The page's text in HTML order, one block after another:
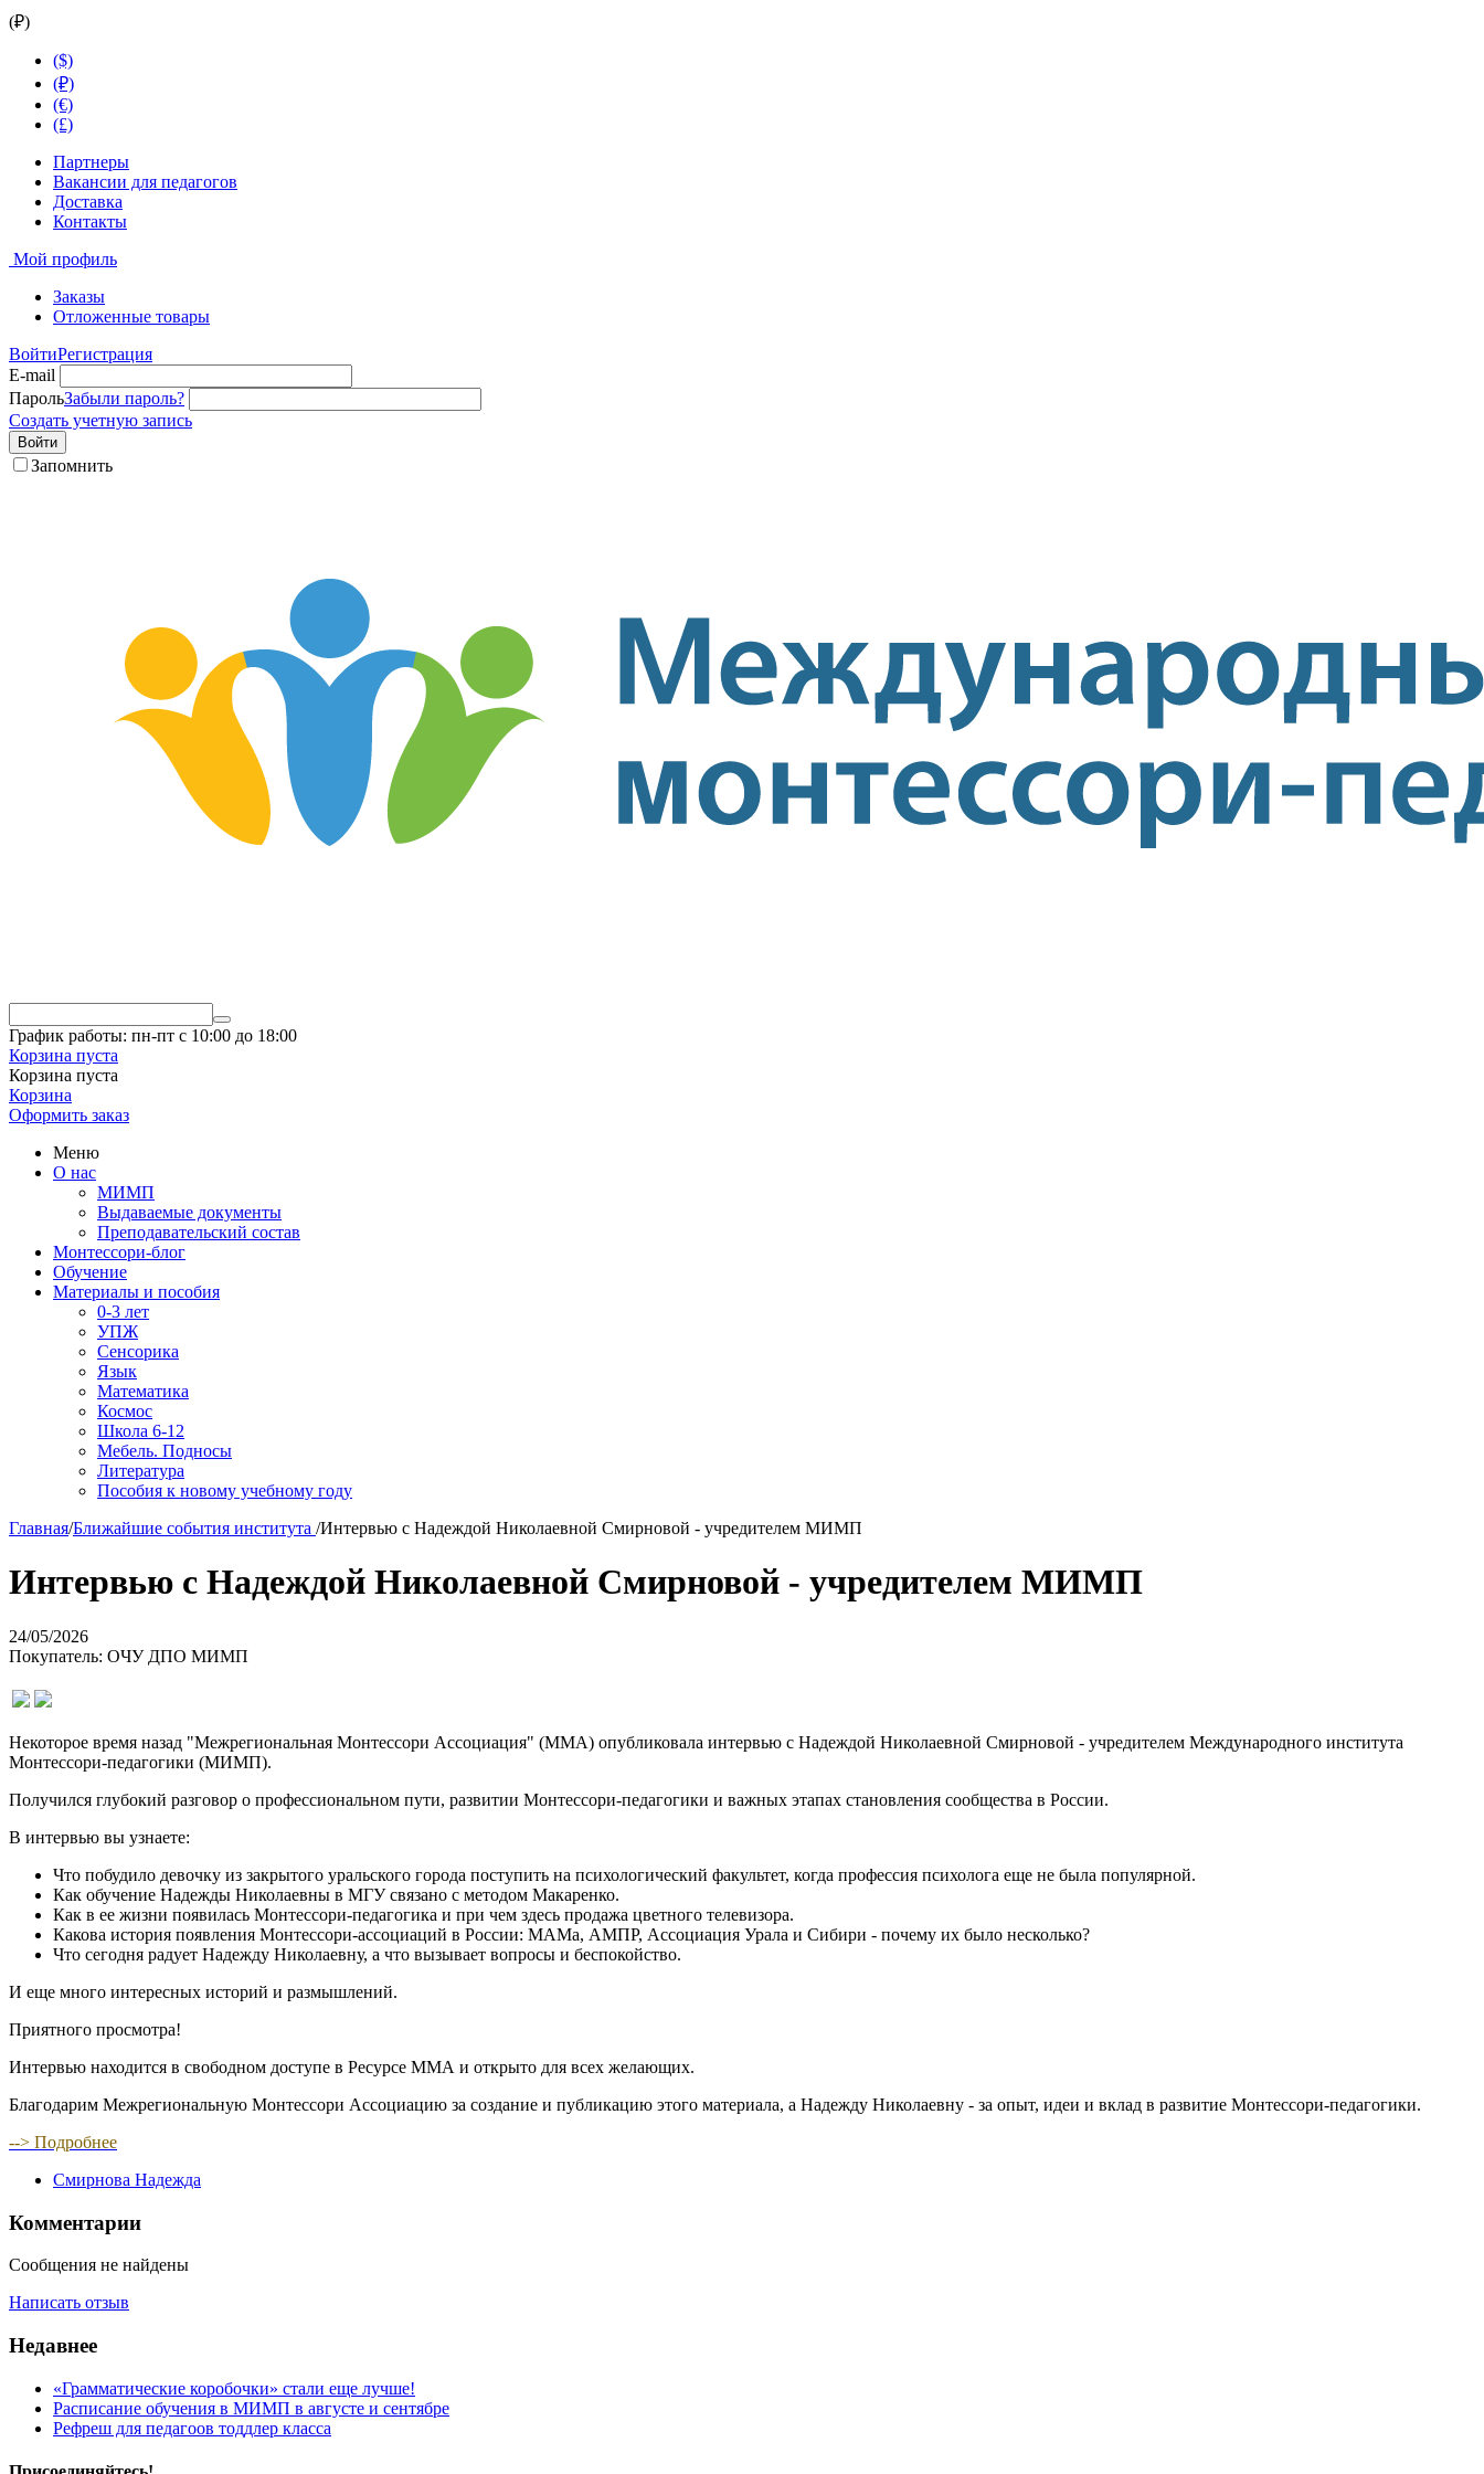
(₽)
($)
(₽)
(€)
(£)
Партнеры
Вакансии для педагогов
Доставка
Контакты
Мой профиль
Заказы
Отложенные товары
ВойтиРегистрация
E-mail
ПарольЗабыли пароль?
Создать учетную запись
Войти
Запомнить
График работы: пн-пт с 10:00 до 18:00
Корзина пуста
Корзина пуста
Корзина
Оформить заказ
Меню
О нас
МИМП
Выдаваемые документы
Преподавательский состав
Монтессори-блог
Обучение
Материалы и пособия
0-3 лет
УПЖ
Сенсорика
Язык
Математика
Космос
Школа 6-12
Мебель. Подносы
Литература
Пособия к новому учебному году
Главная/Ближайшие события института /Интервью с Надеждой Николаевной Смирновой - учредителем МИМП
Интервью с Надеждой Николаевной Смирновой - учредителем МИМП
24/05/2026
Покупатель: ОЧУ ДПО МИМП
Некоторое время назад "Межрегиональная Монтессори Ассоциация" (ММА) опубликовала интервью с Надеждой Николаевной Смирновой - учредителем Международного института
Монтессори-педагогики (МИМП).
Получился глубокий разговор о профессиональном пути, развитии Монтессори-педагогики и важных этапах становления сообщества в России.
В интервью вы узнаете:
Что побудило девочку из закрытого уральского города поступить на психологический факультет, когда профессия психолога еще не была популярной.
Как обучение Надежды Николаевны в МГУ связано с методом Макаренко.
Как в ее жизни появилась Монтессори-педагогика и при чем здесь продажа цветного телевизора.
Какова история появления Монтессори-ассоциаций в России: МАМа, АМПР, Ассоциация Урала и Сибири - почему их было несколько?
Что сегодня радует Надежду Николаевну, а что вызывает вопросы и беспокойство.
И еще много интересных историй и размышлений.
Приятного просмотра!
Интервью находится в свободном доступе в Ресурсе ММА и открыто для всех желающих.
Благодарим Межрегиональную Монтессори Ассоциацию за создание и публикацию этого материала, а Надежду Николаевну - за опыт, идеи и вклад в развитие Монтессори-педагогики.
--> Подробнее
Смирнова Надежда
Комментарии
Сообщения не найдены
Написать отзыв
Недавнее
«Грамматические коробочки» стали еще лучше!
Расписание обучения в МИМП в августе и сентябре
Рефреш для педагоов тоддлер класса